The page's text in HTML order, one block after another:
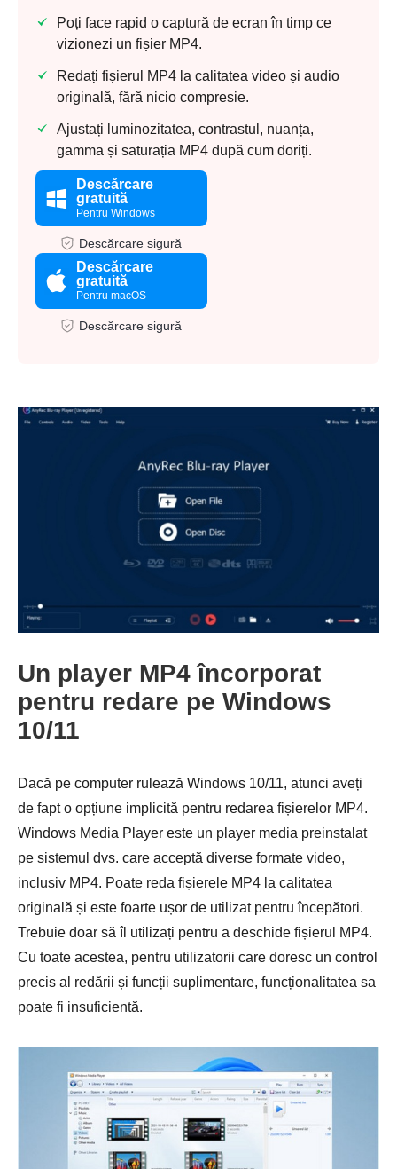
Poți face rapid o captură de ecran în timp ce
vizionezi un fișier MP4.
Redați fișierul MP4 la calitatea video și audio
originală, fără nicio compresie.
Ajustați luminozitatea, contrastul, nuanța,
gamma și saturația MP4 după cum doriți.
Descărcare
gratuită
Pentru Windows
Descărcare sigură
Descărcare
gratuită
Pentru macOS
Descărcare sigură
Un player MP4 încorporat
pentru redare pe Windows
10/11
Dacă pe computer rulează Windows 10/11, atunci aveți
de fapt o opțiune implicită pentru redarea fișierelor MP4.
Windows Media Player este un player media preinstalat
pe sistemul dvs. care acceptă diverse formate video,
inclusiv MP4. Poate reda fișierele MP4 la calitatea
originală și este foarte ușor de utilizat pentru începători.
Trebuie doar să îl utilizați pentru a deschide fișierul MP4.
Cu toate acestea, pentru utilizatorii care doresc un control
precis al redării și funcții suplimentare, funcționalitatea sa
poate fi insuficientă.